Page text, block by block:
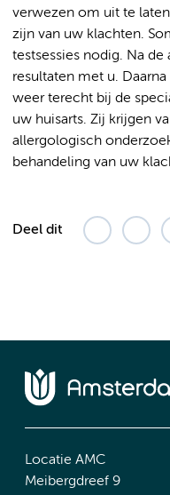
verwezen om uit te
zijn van uw klachten.
testsessies nodig. Na
resultaten met u.
weer terecht bij de
uw huisarts. Zij krijgen
allergologisch
behandeling van uw
Deel dit
Locatie AMC
Meibergdreef 9